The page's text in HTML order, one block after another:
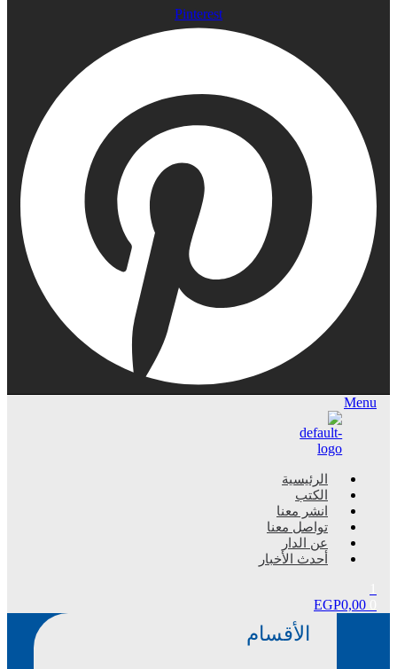
Pinterest
Menu
الرئيسية
الكتب
انشر معنا
تواصل معنا
عن الدار
أحدث الأخبار
EGP0,00
الأقسام